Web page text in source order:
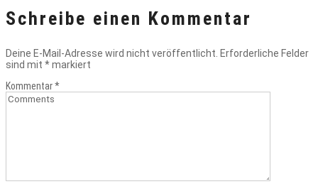
Schreibe einen Kommentar
Deine E-Mail-Adresse wird nicht veröffentlicht. Erforderliche Felder
sind mit *markiert
Kommentar*